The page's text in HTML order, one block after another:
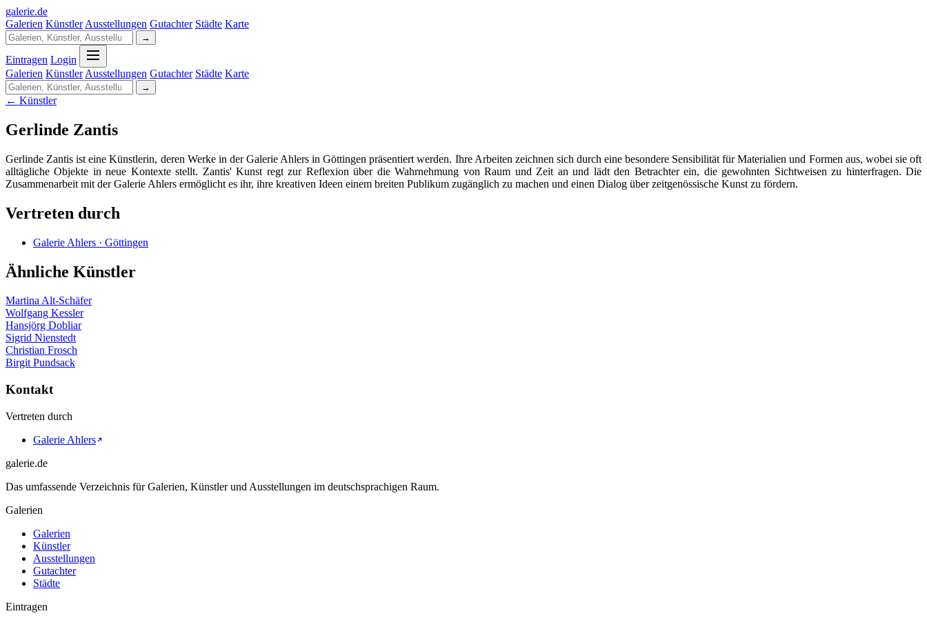
galerie.de
Galerien Künstler Ausstellungen Gutachter Städte Karte
→
Eintragen Login
Galerien Künstler Ausstellungen Gutachter Städte Karte
→
← Künstler
Gerlinde Zantis
Gerlinde Zantis ist eine Künstlerin, deren Werke in der Galerie Ahlers in Göttingen präsentiert werden. Ihre Arbeiten zeichnen sich durch eine besondere Sensibilität für Materialien und Formen aus, wobei sie oft
alltägliche Objekte in neue Kontexte stellt. Zantis' Kunst regt zur Reflexion über die Wahrnehmung von Raum und Zeit an und lädt den Betrachter ein, die gewohnten Sichtweisen zu hinterfragen. Die
Zusammenarbeit mit der Galerie Ahlers ermöglicht es ihr, ihre kreativen Ideen einem breiten Publikum zugänglich zu machen und einen Dialog über zeitgenössische Kunst zu fördern.
Vertreten durch
Galerie Ahlers · Göttingen
Ähnliche Künstler
Martina Alt-Schäfer
Wolfgang Kessler
Hansjörg Dobliar
Sigrid Nienstedt
Christian Frosch
Birgit Pundsack
Kontakt
Vertreten durch
Galerie Ahlers
galerie.de
Das umfassende Verzeichnis für Galerien, Künstler und Ausstellungen im deutschsprachigen Raum.
Galerien
Galerien
Künstler
Ausstellungen
Gutachter
Städte
Eintragen